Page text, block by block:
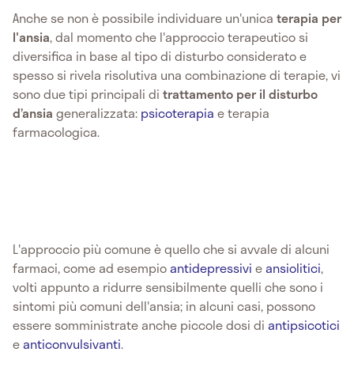
Anche se non è possibile individuare un'unica terapia per
l'ansia, dal momento che l'approccio terapeutico si
diversifica in base al tipo di disturbo considerato e
spesso si rivela risolutiva una combinazione di terapie, vi
sono due tipi principali di trattamento per il disturbo
d’ansia generalizzata: psicoterapia e terapia
farmacologica.
L'approccio più comune è quello che si avvale di alcuni
farmaci, come ad esempioantidepressivi eansiolitici,
volti appunto a ridurre sensibilmente quelli che sono i
sintomi più comuni dell'ansia; in alcuni casi, possono
essere somministrate anche piccole dosi di antipsicotici
eanticonvulsivanti.